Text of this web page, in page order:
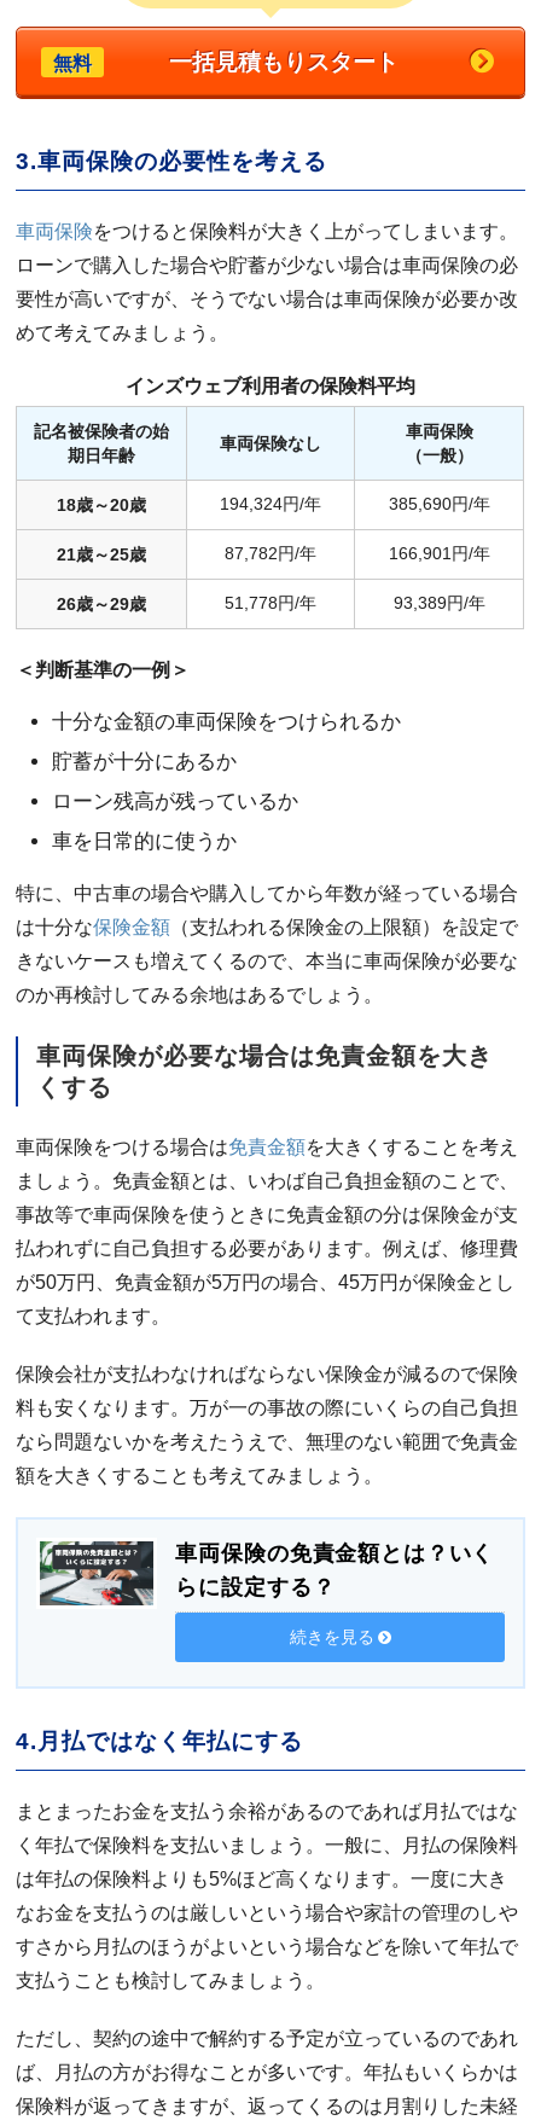
無料 一括見積もりスタート
3.車両保険の必要性を考える
車両保険をつけると保険料が大きく上がってしまいます。
ローンで購入した場合や貯蓄が少ない場合は車両保険の必
要性が高いですが、そうでない場合は車両保険が必要か改
めて考えてみましょう。
インズウェブ利用者の保険料平均
記名被保険者の始
期日年齢
車両保険なし
車両保険
（一般）
18歳～20歳 194,324円/年 385,690円/年
21歳～25歳 87,782円/年 166,901円/年
26歳～29歳 51,778円/年 93,389円/年
＜判断基準の一例＞
十分な金額の車両保険をつけられるか
貯蓄が十分にあるか
ローン残高が残っているか
車を日常的に使うか
特に、中古車の場合や購入してから年数が経っている場合
は十分な保険金額 （支払われる保険金の上限額）を設定で
きないケースも増えてくるので、本当に車両保険が必要な
のか再検討してみる余地はあるでしょう。
車両保険が必要な場合は免責金額を大き
くする
車両保険をつける場合は免責金額を大きくすることを考え
ましょう。免責金額とは、いわば自己負担金額のことで、
事故等で車両保険を使うときに免責金額の分は保険金が支
払われずに自己負担する必要があります。例えば、修理費
が50万円、免責金額が5万円の場合、45万円が保険金とし
て支払われます。
保険会社が支払わなければならない保険金が減るので保険
料も安くなります。万が一の事故の際にいくらの自己負担
なら問題ないかを考えたうえで、無理のない範囲で免責金
額を大きくすることも考えてみましょう。
車両保険の免責金額とは？いく
らに設定する？
続きを見る
4.月払ではなく年払にする
まとまったお金を支払う余裕があるのであれば月払ではな
く年払で保険料を支払いましょう。一般に、月払の保険料
は年払の保険料よりも5%ほど高くなります。一度に大き
なお金を支払うのは厳しいという場合や家計の管理のしや
すさから月払のほうがよいという場合などを除いて年払で
支払うことも検討してみましょう。
ただし、契約の途中で解約する予定が立っているのであれ
ば、月払の方がお得なことが多いです。年払もいくらかは
保険料が返ってきますが、返ってくるのは月割りした未経